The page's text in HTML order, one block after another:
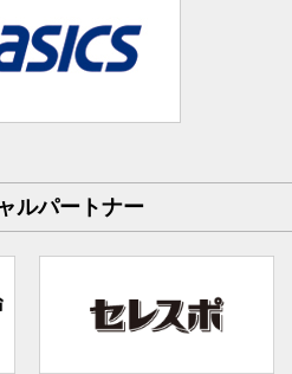
ルパートナー